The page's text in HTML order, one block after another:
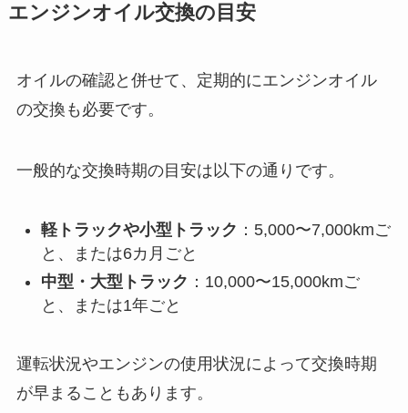
エンジンオイル交換の目安
オイルの確認と併せて、定期的にエンジンオイル
の交換も必要です。
一般的な交換時期の目安は以下の通りです。
軽トラックや小型トラック ：5,000〜7,000kmご
と、または6カ月ごと
中型・大型トラック ：10,000〜15,000kmご
と、または1年ごと
運転状況やエンジンの使用状況によって交換時期
が早まることもあります。